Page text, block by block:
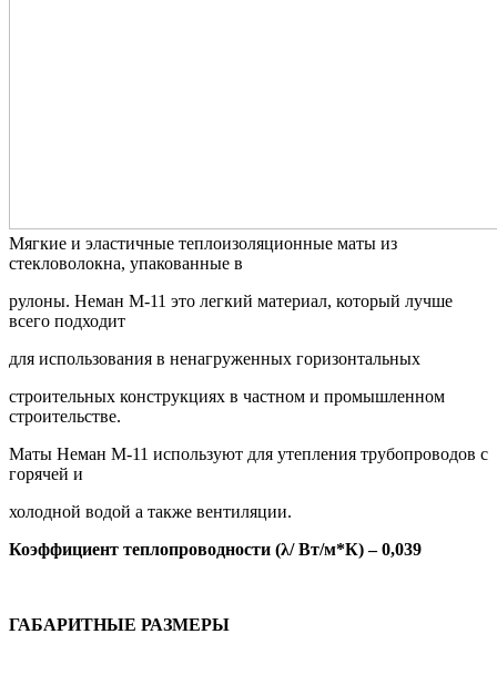
Мягкие и эластичные теплоизоляционные маты из
стекловолокна, упакованные в
рулоны. Неман М-11 это легкий материал, который лучше
всего подходит
для использования в ненагруженных горизонтальных
строительных конструкциях в частном и промышленном
строительстве.
Маты Неман М-11 используют для утепления трубопроводов с
горячей и
холодной водой а также вентиляции.
Коэффициент теплопроводности (λ/ Вт/м*К) – 0,039
ГАБАРИТНЫЕ РАЗМЕРЫ